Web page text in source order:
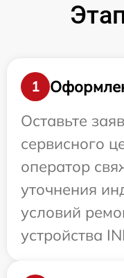
1
Оставьте
сервисного
оператор
уточнения
условий
устройства